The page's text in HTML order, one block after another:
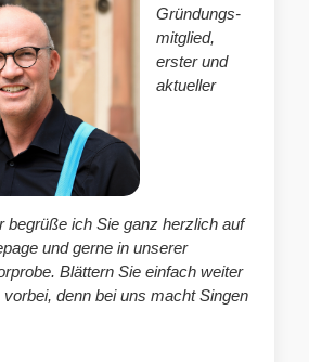
Gründungs-
mitglied,
erster und
aktueller
begrüße ich Sie ganz herzlich auf
und gerne in unserer
Blättern Sie einfach weiter
denn bei uns macht Singen